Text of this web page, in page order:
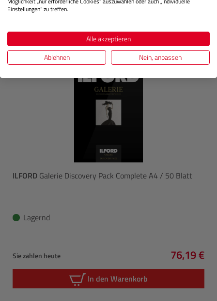
In den Warenkorb
ILFORD Galerie Discovery Pack Complete A4 / 50 Blatt
Lagernd
Sie zahlen heute 76,19 €
In den Warenkorb
Einstellungen“ zu treffen.
Alle akzeptieren
Ablehnen
Nein, anpassen